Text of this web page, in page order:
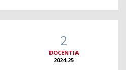
2
DOCENTIA
2024-25